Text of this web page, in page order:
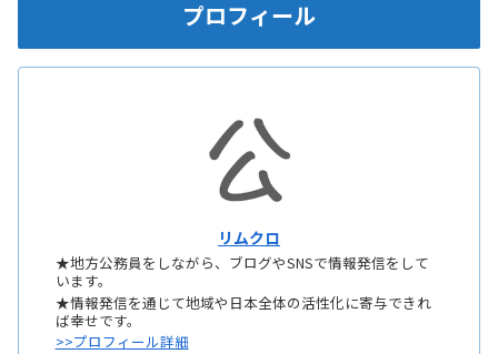
プロフィール
リムクロ
★地方公務員をしながら、ブログやSNSで情報発信をして
います。
★情報発信を通じて地域や日本全体の活性化に寄与できれ
ば幸せです。
>>プロフィール詳細